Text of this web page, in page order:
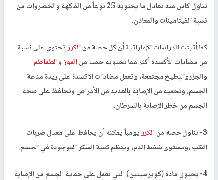
تناول كأس منه تعادل ما يحتوية 25 نوعاً من الفاكهة والخضروات من
نسبة الفيتامينات والمعادن.
كما أثبتت الدراسات الإماراتية أن كل حصة منالكرزتحتوي على نسبة
من مضادات الأكسدة أكثر مما تحتويه حصة منالموزوالطماطم
والجزروالبطيخ مجتمعة، وتعمل مضادات الأكسدة على زيدة مناعة
الجسم، وتحميه من الإصابة بالعديد من الأمراض وتحافظ على صحة
الجسم من خطر الإصابة بالسرطان.
3- تناول حصة من الكرزيومياً يمكنه أن يحافظ على معدل ضربات
القلب ،ومستوى ضغط الدم، وينظم كمية السكر الموجودة في الجسم.
4- يحتوي مادة (كويرسيتين) التي تعمل على حماية الجسم من الإصابة